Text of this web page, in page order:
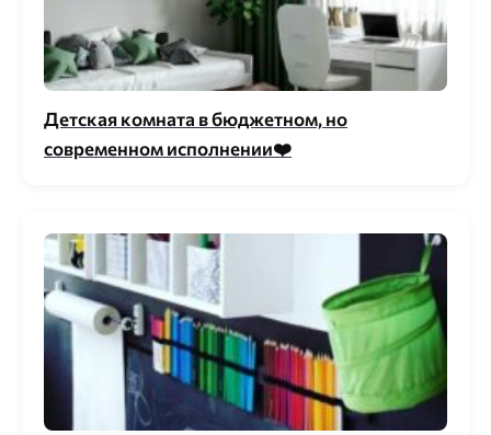
Детская комната в бюджетном, но
современном исполнении❤️